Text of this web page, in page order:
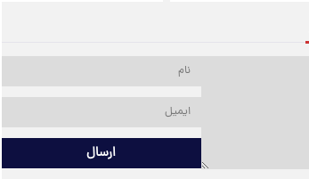
ارسال